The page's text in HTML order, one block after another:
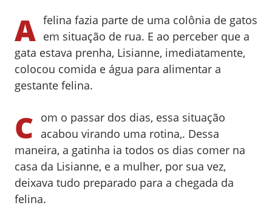
A felina fazia parte de uma colônia de gatos
em situação de rua. E ao perceber que a
gata estava prenha, Lisianne, imediatamente,
colocou comida e água para alimentar a
gestante felina.
C om o passar dos dias, essa situação
acabou virando uma rotina,. Dessa
maneira, a gatinha ia todos os dias comer na
casa da Lisianne, e a mulher, por sua vez,
deixava tudo preparado para a chegada da
felina.